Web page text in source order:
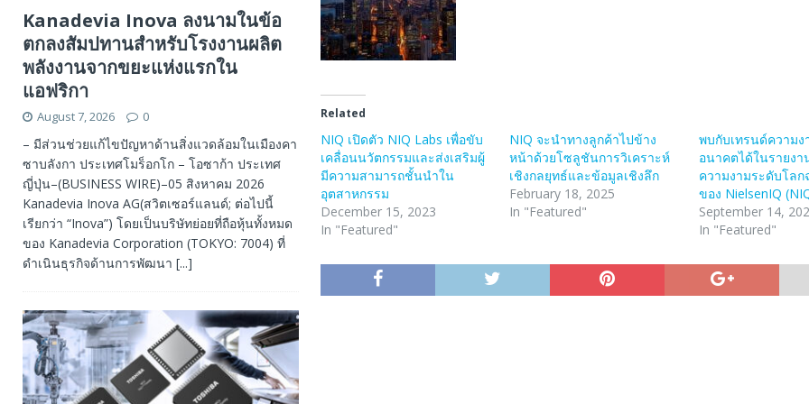
Related
NIQ เปิดตัว NIQ Labs เพื่อขับ
เคลื่อนนวัตกรรมและส่งเสริมผู้
มีความสามารถชั้นนำใน
อุตสาหกรรม
December 15, 2023
In "Featured"
NIQ จะนำทางลูกค้าไปข้าง
หน้าด้วยโซลูชันการวิเคราะห์
เชิงกลยุทธ์และข้อมูลเชิงลึก
February 18, 2025
In "Featured"
พบกับเทรนด์ความง
อนาคตได้ในรายง
ความงามระดับโล
ของ NielsenIQ
September 14,
In "Featured"
Kanadevia Inova ลงนามในข้อ
ตกลงสัมปทานสำหรับโรงงานผลิต
พลังงานจากขยะแห่งแรกใน
แอฟริกา
August 7, 2026 0
– มีส่วนช่วยแก้ไขปัญหาด้านสิ่งแวดล้อมในเมืองคา
ซาบลังกา ประเทศโมร็อกโก – โอซาก้า ประเทศ
ญี่ปุ่น–(BUSINESS WIRE)–05 สิงหาคม 2026
Kanadevia Inova AG(สวิตเซอร์แลนด์; ต่อไปนี้
เรียกว่า “Inova”) โดยเป็นบริษัทย่อยที่ถือหุ้นทั้งหมด
ของ Kanadevia Corporation (TOKYO: 7004) ที่
ดำเนินธุรกิจด้านการพัฒนา [...]